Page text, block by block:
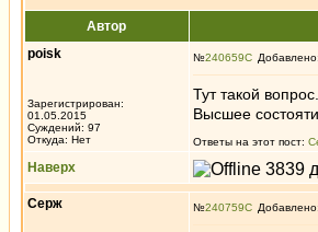
Автор
poisk
Зарегистрирован:
01.05.2015
Суждений: 97
Откуда: Нет
№240659
Тут такой
Высшее
Ответы на этот пост:
Наверх
Серж №240759